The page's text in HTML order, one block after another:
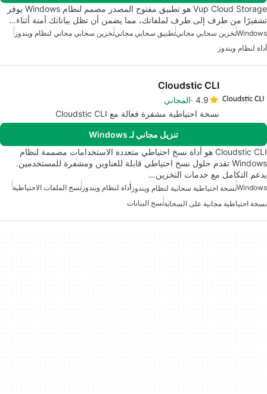
Vup Cloud Storage هو تطبيق مفتوح المصدر مصمم لنظام Windows يوفر
تشفيرًا من طرف إلى طرف لملفاتك، مما يضمن أن تظل بياناتك آمنة أثناء…
Windowsتخزين سحابي مجانيتطبيق سحابي مجانيتخزين سحابي مجاني لنظام ويندوز
أداة لنظام ويندوز
Cloudstic CLI
4.9 المجاني
نسخة احتياطية مشفرة فعالة مع Cloudstic CLI
تنزيل مجاني لـ Windows
Cloudstic CLI هو أداة نسخ احتياطي متعددة الاستخدامات مصممة لنظام
Windows تقدم حلول نسخ احتياطي قابلة للعناوين ومشفرة للمستخدمين.
يدعم التكامل مع خدمات التخزين…
Windowsنسخة احتياطية سحابية لنظام ويندوز أداة لنظام ويندوز نسخ الملفات الاحتياطية
نسخة احتياطية مجانية على السحابةنسخ البيانات